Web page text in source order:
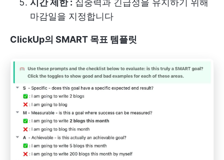
시간 제한 : 집중력과 긴급성을 유지하기 위해
마감일을 지정합니다
ClickUp의 SMART 목표 템플릿